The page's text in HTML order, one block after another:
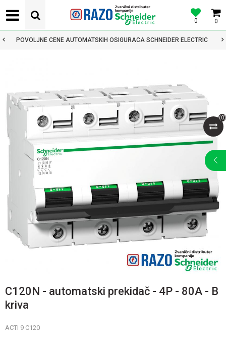
0
0
POVOLJNE CENE AUTOMATSKIH OSIGURACA SCHNEIDER ELECTRIC
(0)
C120N - automatski prekidač - 4P - 80A - B
kriva
ACTI 9 C120